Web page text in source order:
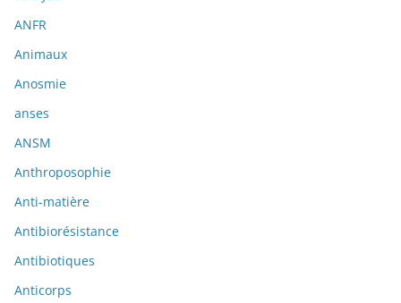
ANFR
Animaux
Anosmie
anses
ANSM
Anthroposophie
Anti-matière
Antibiorésistance
Antibiotiques
Anticorps